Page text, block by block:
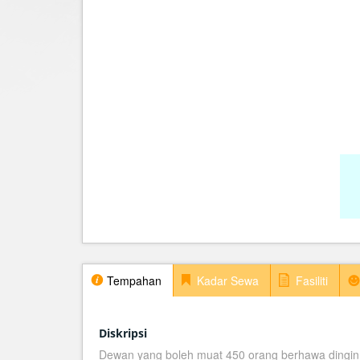
Tempahan Kadar Sewa Fasiliti
Diskripsi
Dewan yang boleh muat 450 orang berhawa dingin